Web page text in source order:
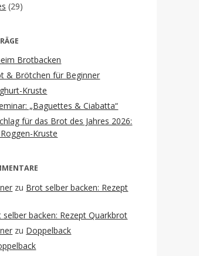
(29)
Brotbacken
& Brötchen für Beginner
Kruste
„Baguettes & Ciabatta“
für das Brot des Jahres 2026:
Kruste
zu Brot selber backen: Rezept
selber backen: Rezept Quarkbrot
zu Doppelback